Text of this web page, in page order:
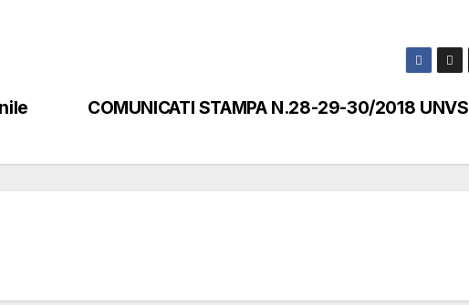
COMUNICATI STAMPA N.28-29-30/2018 UNVS